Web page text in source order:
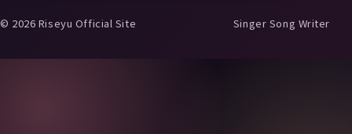
© 2026 Riseyu Official Site Singer Song Writer